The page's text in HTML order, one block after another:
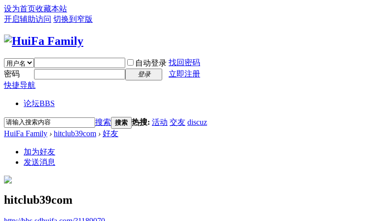
设为首页收藏本站
开启辅助访问 切换到窄版
自动登录 找回密码
密码
登录
立即注册
快捷导航
论坛BBS
搜索 搜索 热搜: 活动 交友 discuz
HuiFa Family › hitclub39com › 好友
加为好友
发送消息
hitclub39com